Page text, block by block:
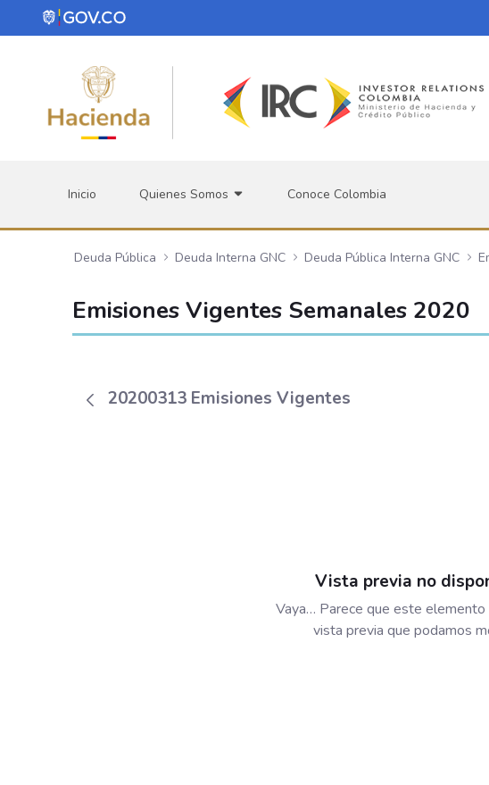
Saltar al contenido principal
Inicio Quienes Somos Conoce Colombia
Deuda Pública Deuda Interna GNC Deuda Pública Interna GNC
Emisiones Vigentes Semanales 2020
20200313 Emisiones Vigentes
Vista previa no
Vaya… Parece que este elemento
vista previa que podamos